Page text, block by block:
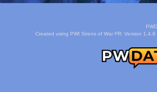
Created using PWI Sirens of War FR: Version